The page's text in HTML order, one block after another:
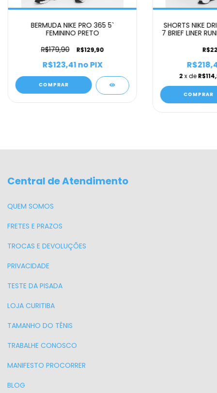
BERMUDA NIKE PRO 365 5`
FEMININO PRETO
R$179,90
R$129,90
R$123,41no PIX
COMPRAR
SHORTS NIKE
7 BRIEF LINER
2 x de
COMPRAR
Central de Atendimento
QUEM SOMOS
FRETES E PRAZOS
TROCAS E DEVOLUÇÕES
PRIVACIDADE
TESTE DA PISADA
LOJA CURITIBA
TAMANHO DO TÊNIS
TRABALHE CONOSCO
MANIFESTO PROCORRER
BLOG